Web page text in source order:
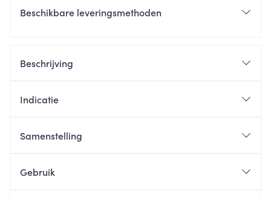
Beschikbare leveringsmethoden
Beschrijving
Indicatie
Samenstelling
Gebruik